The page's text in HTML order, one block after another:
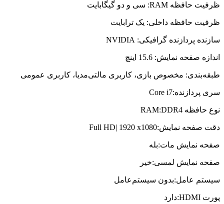
ظرفیت حافظه RAM: سی و دو گیگابایت
ظرفیت حافظه داخلی: یک ترابایت
سازنده پردازنده گرافیکی: NVIDIA
اندازه صفحه نمایش: 15.6 اینچ
طبقه‌بندی: مخصوص بازی، کاربری مالتی‌مدیا، کاربری عمومی
سری پردازنده:Core i7
نوع حافظه RAM:DDR4
دقت صفحه نمایش:Full HD| 1920 x1080
صفحه نمایش مات:بله
صفحه نمایش لمسی:خیر
سیستم عامل:بدون سیستم‌عامل
پورت HDMI:دارد